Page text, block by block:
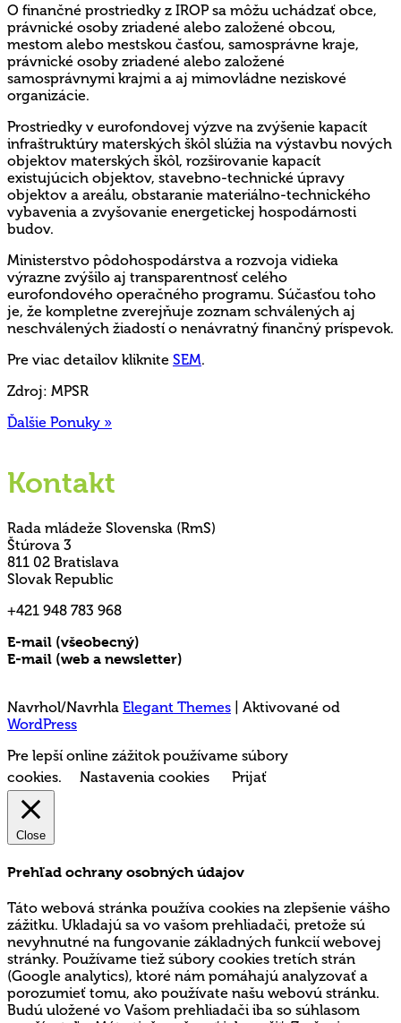
O finančné prostriedky z IROP sa môžu uchádzať obce,
právnické osoby zriadené alebo založené obcou,
mestom alebo mestskou časťou, samosprávne kraje,
právnické osoby zriadené alebo založené
samosprávnymi krajmi a aj mimovládne neziskové
organizácie.
Prostriedky v eurofondovej výzve na zvýšenie kapacít
infraštruktúry materských škôl slúžia na výstavbu nových
objektov materských škôl, rozširovanie kapacít
existujúcich objektov, stavebno-technické úpravy
objektov a areálu, obstaranie materiálno-technického
vybavenia a zvyšovanie energetickej hospodárnosti
budov.
Ministerstvo pôdohospodárstva a rozvoja vidieka
výrazne zvýšilo aj transparentnosť celého
eurofondového operačného programu. Súčasťou toho
je, že kompletne zverejňuje zoznam schválených aj
neschválených žiadostí o nenávratný finančný príspevok.
Pre viac detailov kliknite SEM.
Zdroj: MPSR
Ďalšie Ponuky »
Kontakt
Rada mládeže Slovenska (RmS)
Štúrova 3
811 02 Bratislava
Slovak Republic
+421 948 783 968
E-mail (všeobecný)
E-mail (web a newsletter)
Navrhol/Navrhla Elegant Themes | Aktivované od
WordPress
Pre lepší online zážitok používame súbory
cookies.
Nastavenia cookies Prijať
Close
Prehľad ochrany osobných údajov
Táto webová stránka používa cookies na zlepšenie vášho
zážitku. Ukladajú sa vo vašom prehliadači, pretože sú
nevyhnutné na fungovanie základných funkcií webovej
stránky. Používame tiež súbory cookies tretích strán
(Google analytics), ktoré nám pomáhajú analyzovať a
porozumieť tomu, ako používate našu webovú stránku.
Budú uložené vo Vašom prehliadači iba so súhlasom